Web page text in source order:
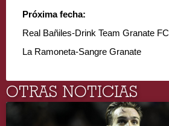
Próxima fecha:
Real Bañiles-Drink Team Granate FC
La Ramoneta-Sangre Granate
OTRAS NOTICIAS